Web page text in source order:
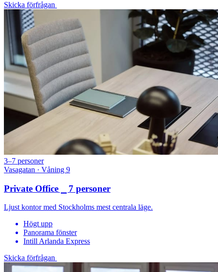
Skicka förfrågan
3–7 personer
Vasagatan · Våning 9
Private Office ⎯ 7 personer
Ljust kontor med Stockholms mest centrala läge.
Högt upp
Panorama fönster
Intill Arlanda Express
Skicka förfrågan